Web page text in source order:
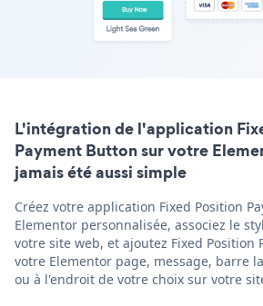
L'intégration de l'application
Payment Button sur votre
jamais été aussi simple
Créez votre application Fixed Position
Elementor personnalisée, associez le
votre site web, et ajoutez Fixed Position
votre Elementor page, message, barre
ou à l'endroit de votre choix sur votre